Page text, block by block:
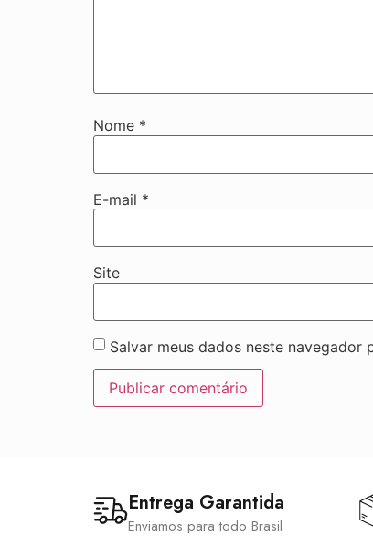
Nome *
E-mail *
Site
Salvar meus dados neste navegador
Entrega Garantida
Enviamos para todo Brasil